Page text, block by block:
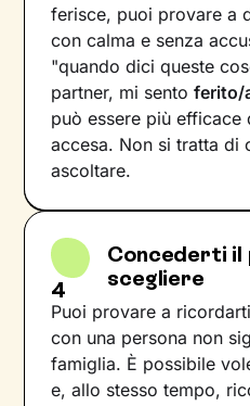
ferisce, puoi provare a
con calma e senza
"quando dici queste
partner, mi sentoferito/
può essere più efficace
accesa. Non si tratta di
ascoltare.
4
Concederti il
scegliere
Puoi provare a
con una persona non
famiglia. È possibile
e, allo stesso tempo,